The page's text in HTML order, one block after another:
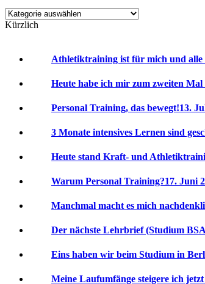
Kategorien
Kürzlich
Athletiktraining ist für mich und alle
Heute habe ich mir zum zweiten Mal
Personal Training, das bewegt!13.
3 Monate intensives Lernen sind
Heute stand Kraft- und
Warum Personal Training?17. Juni
Manchmal macht es mich
Der nächste Lehrbrief (Studium
Eins haben wir beim Studium in
Meine Laufumfänge steigere ich